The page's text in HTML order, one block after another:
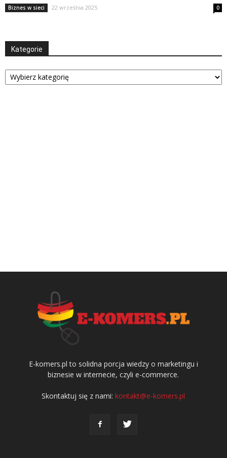
Biznes w sieci 22 września 2025 0
Kategorie
Kategorie
E-komers.pl to solidna porcja wiedzy o marketingu i
biznesie w internecie, czyli e-commerce.
Skontaktuj się z nami:kontakt@e-komers.pl